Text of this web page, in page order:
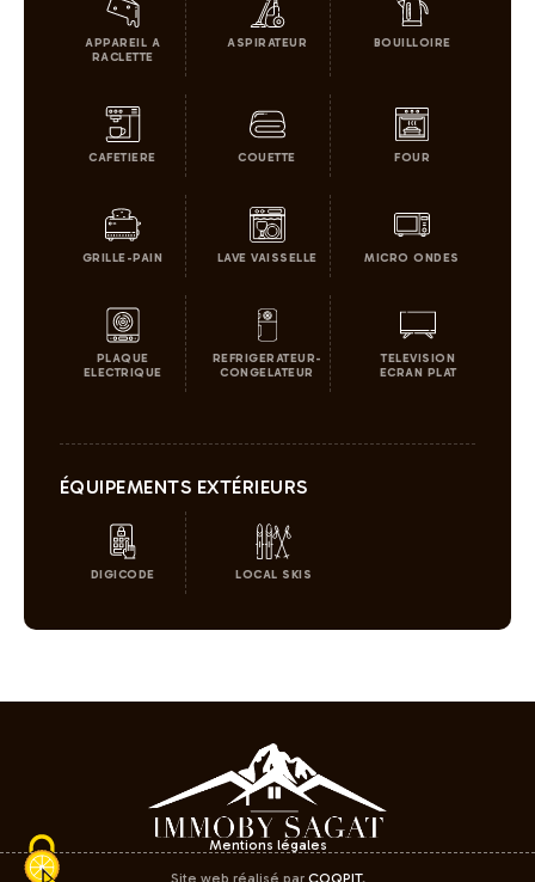
APPAREIL A
RACLETTE
ASPIRATEUR BOUILLOIRE
CAFETIERE COUETTE FOUR
GRILLE-PAIN LAVE VAISSELLE MICRO ONDES
PLAQUE
ELECTRIQUE
REFRIGERATEUR-
CONGELATEUR
TELEVISION
ECRAN PLAT
ÉQUIPEMENTS EXTÉRIEURS
DIGICODE LOCAL SKIS
Mentions légales
Site web réalisé par COQPIT.